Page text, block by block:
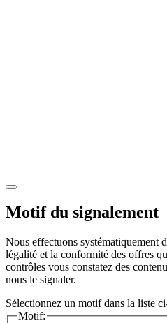
Motif du signalement
Nous effectuons systématiquement
légalité et la conformité des offres
contrôles vous constatez des
nous le signaler.
Sélectionnez un motif dans la liste
Motif: